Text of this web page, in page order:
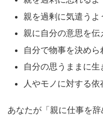
親を過剰に気遣うよ
親に自分の意思を伝
自分で物事を決めら
自分の思うままに生
人やモノに対する
あなたが「親に仕事を